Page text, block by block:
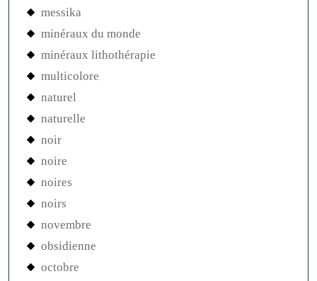
messika
minéraux du monde
minéraux lithothérapie
multicolore
naturel
naturelle
noir
noire
noires
noirs
novembre
obsidienne
octobre